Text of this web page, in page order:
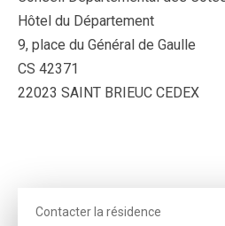
Hôtel du Département
9, place du Général de Gaulle
CS 42371
22023 SAINT BRIEUC CEDEX
Contacter la résidence